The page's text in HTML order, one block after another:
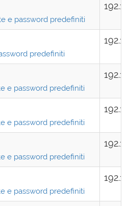
e password predefiniti
predefiniti
e password predefiniti
e password predefiniti
e password predefiniti
e password predefiniti